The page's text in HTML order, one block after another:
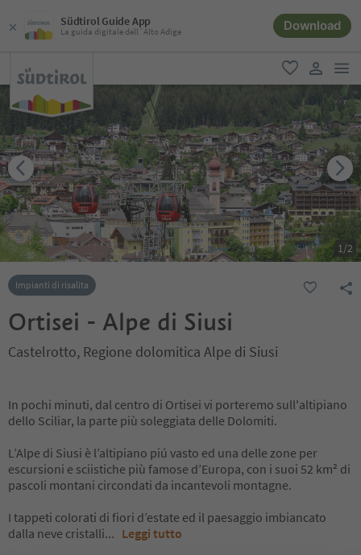
Südtirol Guide App
La guida digitale dell´Alto Adige Download
favoriti
user link
1/2
Impianti di risalita
Ortisei - Alpe di Siusi
Castelrotto, Regione dolomitica Alpe di Siusi
In pochi minuti, dal centro di Ortisei vi porteremo sull'altipiano
dello Sciliar, la parte più soleggiata delle Dolomiti.
L’Alpe di Siusi è l’altipiano piú vasto ed una delle zone per
escursioni e sciistiche più famose d’Europa, con i suoi 52 km² di
pascoli montani circondati da incantevoli montagne.
I tappeti colorati di fiori d’estate ed il paesaggio imbiancato
dalla neve cristalli... Leggi tutto